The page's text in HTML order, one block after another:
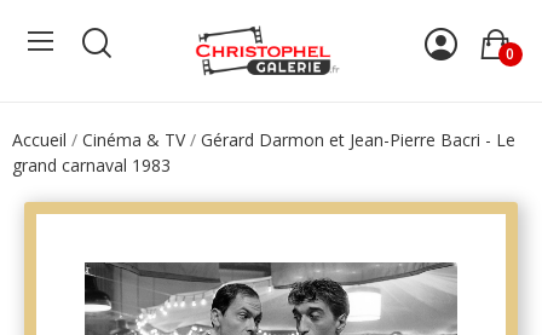
0
Accueil Cinéma & TV
Gérard Darmon et Jean-Pierre Bacri - Le
grand carnaval 1983